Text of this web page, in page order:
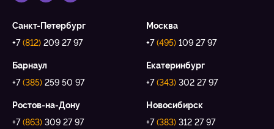
Санкт-Петербург
+7(812) 209 27 97
Москва
+7(495) 109 27 97
Барнаул
+7(385) 259 50 97
Екатеринбург
+7(343) 302 27 97
Ростов-на-Дону
+7(863) 309 27 97
Новосибирск
+7(383) 312 27 97